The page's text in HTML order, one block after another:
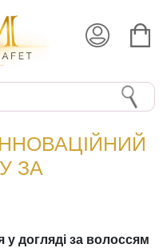
ЗА
догляді за волоссям